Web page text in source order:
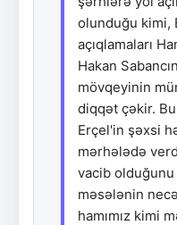
olunduğu kimi,
açıqlamaları
Hakan
mövqeyinin
diqqət çəkir.
Erçel'in şəxsi
mərhələdə
vacib
məsələnin
hamımız kimi